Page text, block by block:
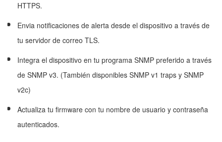
HTTPS.
Envia notificaciones de alerta desde el dispositivo a través de
tu servidor de correo TLS.
Integra el dispositivo en tu programa SNMP preferido a través
de SNMP v3. (También disponibles SNMP v1 traps y SNMP
v2c)
Actualiza tu firmware con tu nombre de usuario y contraseña
autenticados.